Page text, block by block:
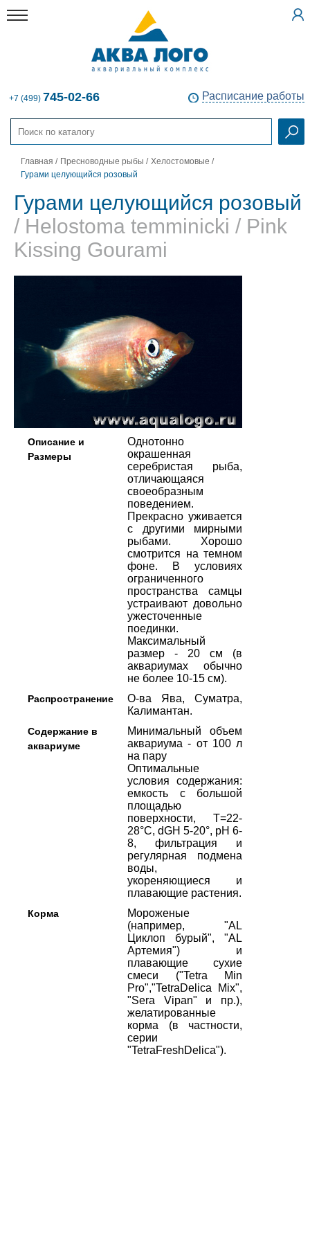
+7 (499) 745-02-66 Расписание работы
Главная / Пресноводные рыбы / Хелостомовые /
Гурами целующийся розовый
Гурами целующийся розовый
/ Helostoma temminicki / Pink
Kissing Gourami
Описание и
Размеры
Однотонно
окрашенная
серебристая рыба,
отличающаяся
своеобразным
поведением.
Прекрасно уживается
с другими мирными
рыбами. Хорошо
смотрится на темном
фоне. В условиях
ограниченного
пространства самцы
устраивают довольно
ужесточенные
поединки.
Максимальный
размер - 20 см (в
аквариумах обычно
не более 10-15 см).
Распространение
О-ва Ява, Суматра,
Калимантан.
Содержание в
аквариуме
Минимальный объем
аквариума - от 100 л
на пару
Оптимальные
условия содержания:
емкость с большой
площадью
поверхности, Т=22-
28°С, dGH 5-20°, рН 6-
8, фильтрация и
регулярная подмена
воды,
укореняющиеся и
плавающие растения.
Корма
Мороженые
(например, "AL
Циклоп бурый", "AL
Артемия") и
плавающие сухие
смеси ("Tetra Min
Pro","TetraDelica Mix",
"Sera Vipan" и пр.),
желатированные
корма (в частности,
серии
"TetraFreshDelica").